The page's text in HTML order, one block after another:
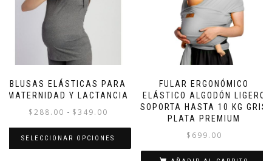
BLUSAS ELÁSTICAS PARA
MATERNIDAD Y LACTANCIA
$288.00 - $349.00
de
precios:
SELECCIONAR OPCIONES
FULAR ERGONÓMICO
ELÁSTICO ALGODÓN LIGERO
SOPORTA HASTA 10 KG GRIS
PLATA PREMIUM
$ 699.00